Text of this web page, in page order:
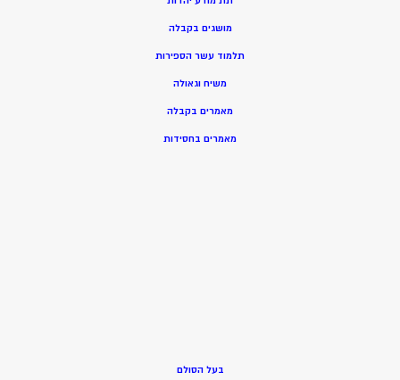
מושגים בקבלה
תלמוד עשר הספירות
משיח וגאולה
מאמרים בקבלה
מאמרים בחסידות
בעל הסולם